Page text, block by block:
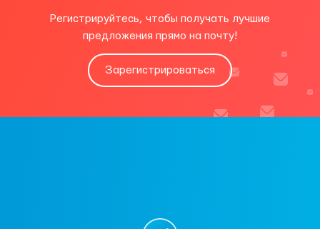
Регистрируйтесь, чтобы получать лучшие
предложения прямо на почту!
Зарегистрироваться